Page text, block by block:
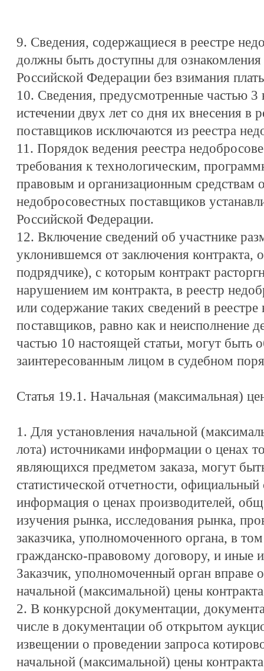
9. Сведения, содержащиеся в реестре
должны быть доступны для
Российской Федерации без взимания
10. Сведения, предусмотренные частью 3
истечении двух лет со дня их внесения в
поставщиков исключаются из реестра
11. Порядок ведения реестра
требования к технологическим,
правовым и организационным средствам
недобросовестных поставщиков
Российской Федерации.
12. Включение сведений об участнике
уклонившемся от заключения контракта,
подрядчике), с которым контракт
нарушением им контракта, в реестр
или содержание таких сведений в
поставщиков, равно как и неисполнение
частью 10 настоящей статьи, могут быть
заинтересованным лицом в судебном
Статья 19.1. Начальная (максимальная)
1. Для установления начальной
лота) источниками информации о ценах
являющихся предметом заказа, могут
статистической отчетности, официальный
информация о ценах производителей,
изучения рынка, исследования рынка,
заказчика, уполномоченного органа, в
гражданско-правовому договору, и иные
Заказчик, уполномоченный орган вправе
начальной (максимальной) цены
2. В конкурсной документации,
числе в документации об открытом
извещении о проведении запроса
начальной (максимальной) цены